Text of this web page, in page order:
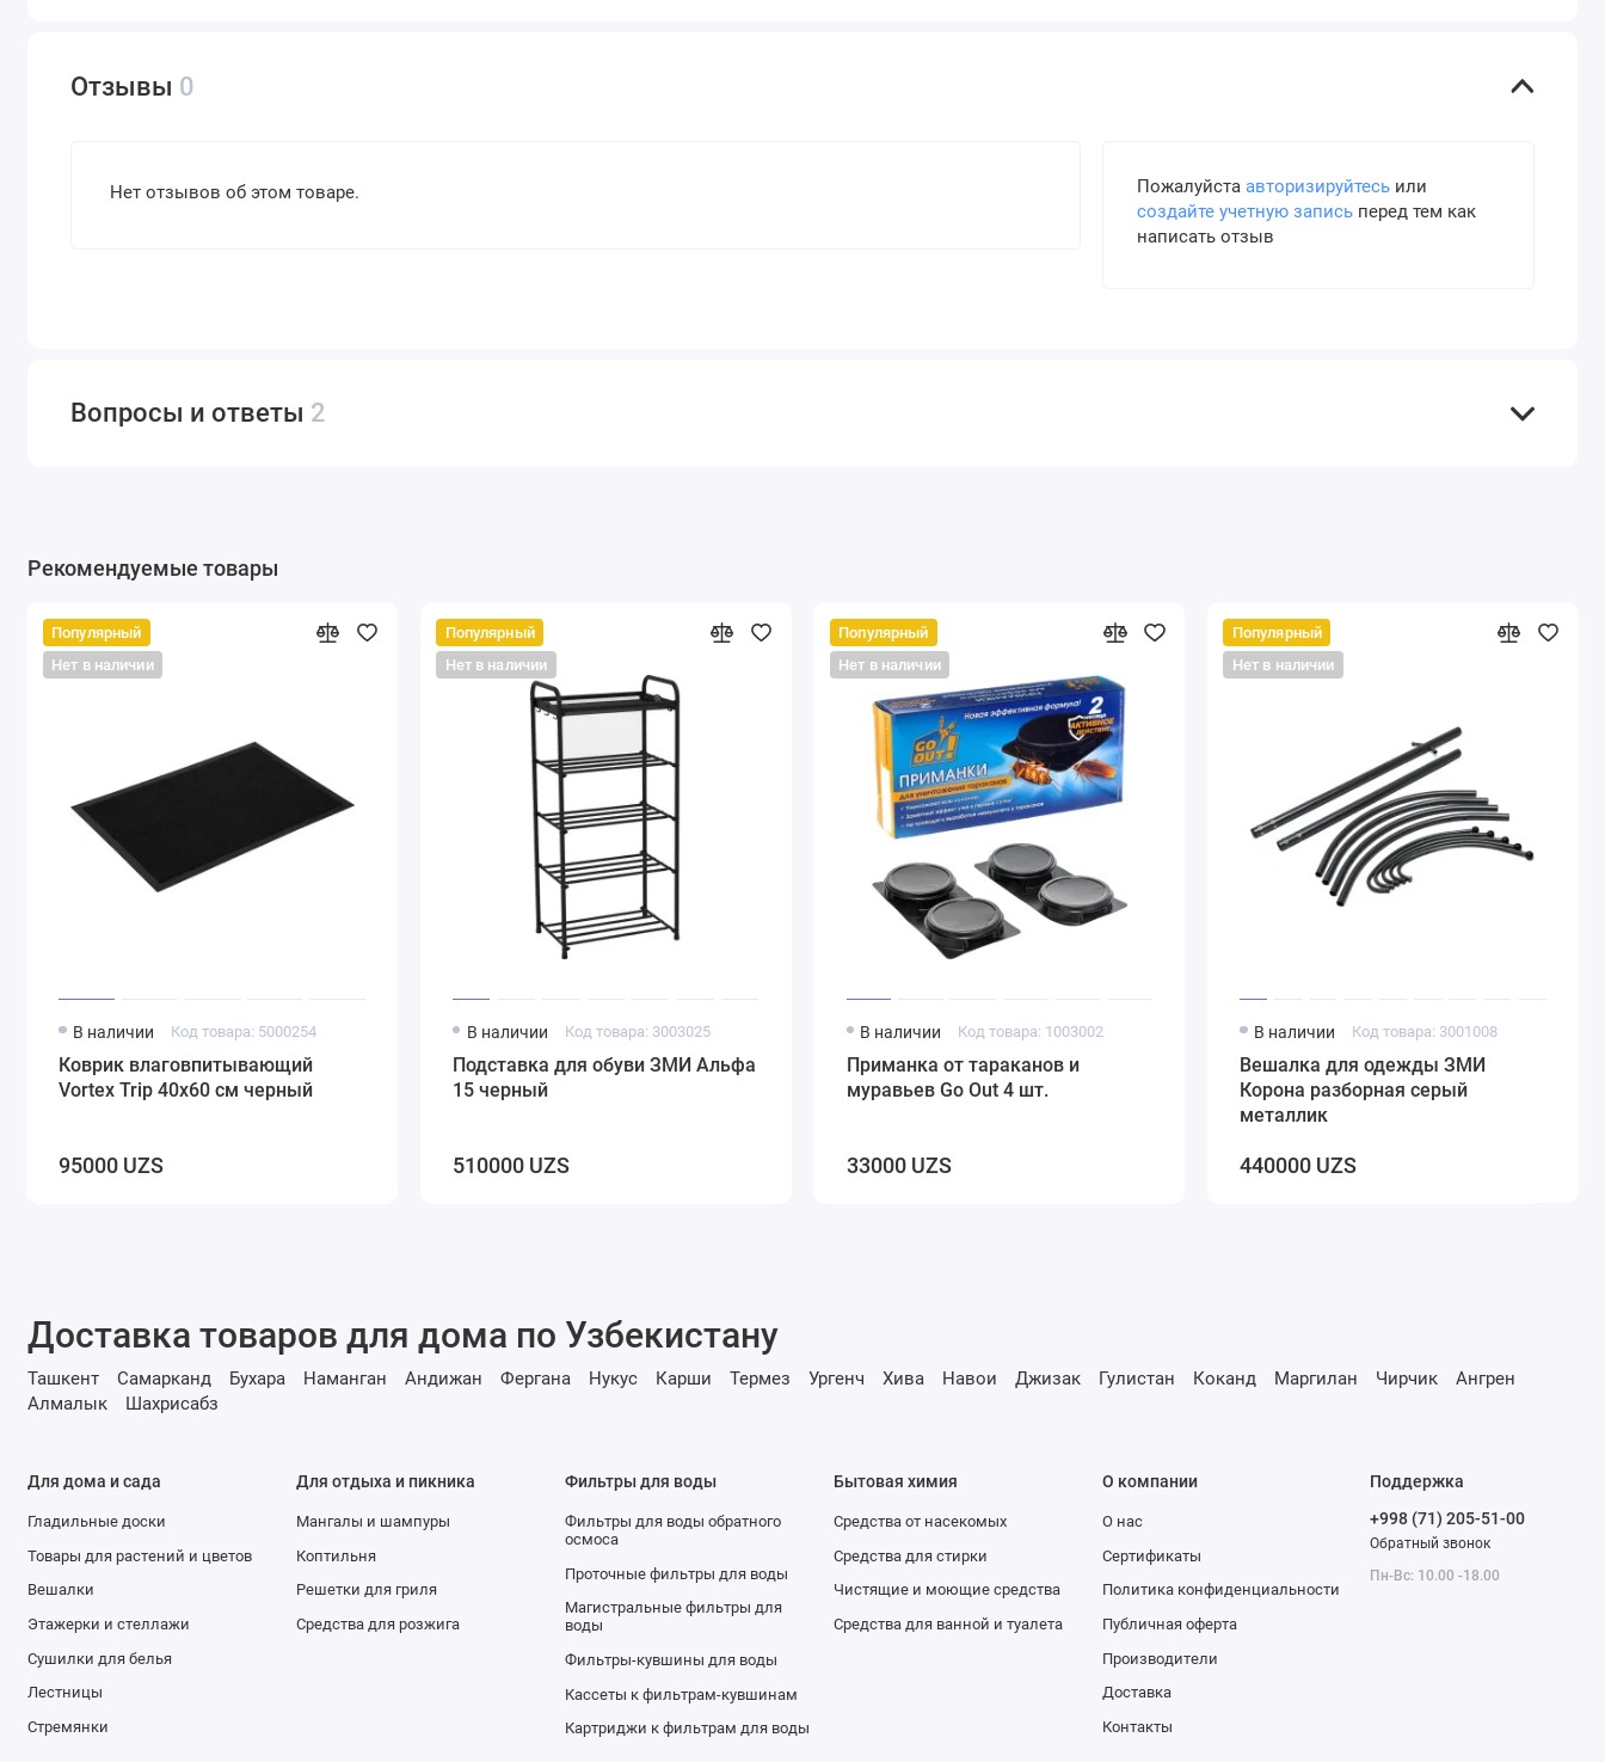
Отзывы 0
Нет отзывов об этом товаре. Пожалуйста авторизируйтесьили
создайте учетную записьперед тем как
написать отзыв
Вопросы и ответы 2
Рекомендуемые товары
Популярный
Нет в наличии
В наличии Код товара: 5000254
Коврик влаговпитывающий
Vortex Trip 40х60 см черный
95000 UZS
Популярный
Нет в наличии
В наличии Код товара: 3003025
Подставка для обуви ЗМИ Альфа
15 черный
510000 UZS
Популярный
Нет в наличии
В наличии Код товара: 1003002
Приманка от тараканов и
муравьев Go Out 4 шт.
33000 UZS
Популярный
Нет в наличии
В наличии Код товара: 3001008
Вешалка для одежды ЗМИ
Корона разборная серый
металлик
440000 UZS
Доставка товаров для дома по Узбекистану
Ташкент Самарканд Бухара Наманган Андижан Фергана Нукус Карши Термез Ургенч Хива Навои Джизак Гулистан Коканд Маргилан Чирчик
Ангрен
Алмалык
Шахрисабз
Для дома и сада
Гладильные доски
Товары для растений и цветов
Вешалки
Этажерки и стеллажи
Сушилки для белья
Лестницы
Стремянки
Для отдыха и пикника
Мангалы и шампуры
Коптильня
Решетки для гриля
Средства для розжига
Фильтры для воды
Фильтры для воды обратного
осмоса
Проточные фильтры для воды
Магистральные фильтры для
воды
Фильтры-кувшины для воды
Кассеты к фильтрам-кувшинам
Картриджи к фильтрам для воды
Бытовая химия
Средства от насекомых
Средства для стирки
Чистящие и моющие средства
Средства для ванной и туалета
О компании
О нас
Сертификаты
Политика конфиденциальности
Публичная оферта
Производители
Доставка
Контакты
Поддержка
+998 (71) 205-51-00
Обратный звонок
Пн-Вс: 10.00 -18.00